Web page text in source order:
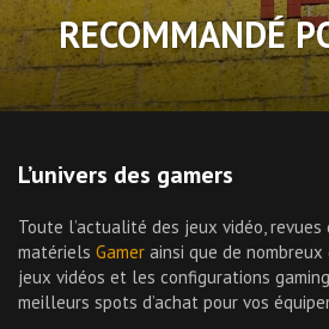
RECOMMANDÉ
L’univers des gamers
Toute l’actualité des jeux vidéo, revues
matériels Gamer ainsi que de
jeux vidéos et les configurations
meilleurs spots d’achat pour vos